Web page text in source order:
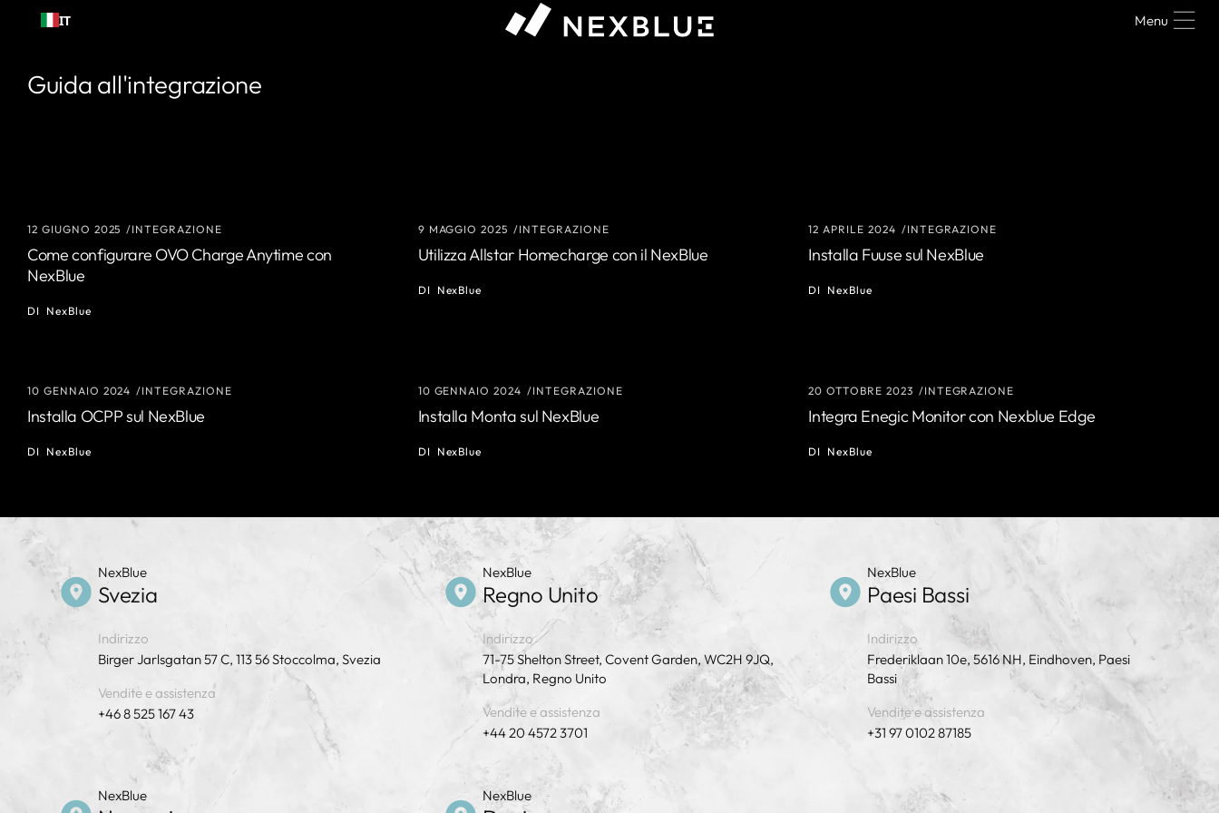
Passa al
IT Menu
Guida all'integrazione
12 GIUGNO 2025 INTEGRAZIONE
Come configurare OVO Charge Anytime con
NexBlue
DI NexBlue
9 MAGGIO 2025 INTEGRAZIONE
Utilizza Allstar Homecharge con il NexBlue
DI NexBlue
12 APRILE 2024 INTEGRAZIONE
Installa Fuuse sul NexBlue
DI NexBlue
10 GENNAIO 2024 INTEGRAZIONE
Installa OCPP sul NexBlue
DI NexBlue
10 GENNAIO 2024 INTEGRAZIONE
Installa Monta sul NexBlue
DI NexBlue
20 OTTOBRE 2023 INTEGRAZIONE
Integra Enegic Monitor con Nexblue Edge
DI NexBlue
NexBlue
Svezia
Indirizzo
Birger Jarlsgatan 57 C, 113 56 Stoccolma, Svezia
Vendite e assistenza
+46 8 525 167 43
NexBlue
Regno Unito
Indirizzo
71-75 Shelton Street, Covent Garden, WC2H 9JQ,
Londra, Regno Unito
Vendite e assistenza
+44 20 4572 3701
NexBlue
Paesi Bassi
Indirizzo
Frederiklaan 10e, 5616 NH, Eindhoven, Paesi
Bassi
Vendite e assistenza
+31 97 0102 87185
NexBlue NexBlue